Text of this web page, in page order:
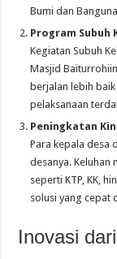
Bumi dan
Program Subuh
Kegiatan Subuh
Masjid
berjalan lebih
pelaksanaan
Peningkatan
Para kepala desa
desanya. Keluhan
seperti KTP, KK,
solusi yang cepat
Inovasi